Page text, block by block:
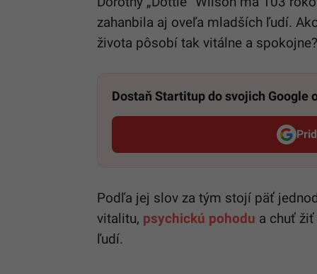
zahanbila aj oveľa mladších ľudí.
života pôsobí tak vitálne a spokojne?
Dostaň Startitup do svojich Google
Podľa jej slov za tým stojí päť
vitalitu, psychickú pohodu a chuť
ľudí.